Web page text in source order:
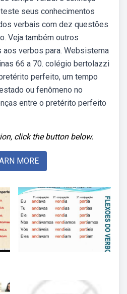
seus conhecimentos
verbais com dez questões
Veja também outros
verbos para. Websistema
66 a 70. colégio bertolazzi
perfeito, um tempo
ou fenômeno no
entre o pretérito perfeito
click the button below.
MORE